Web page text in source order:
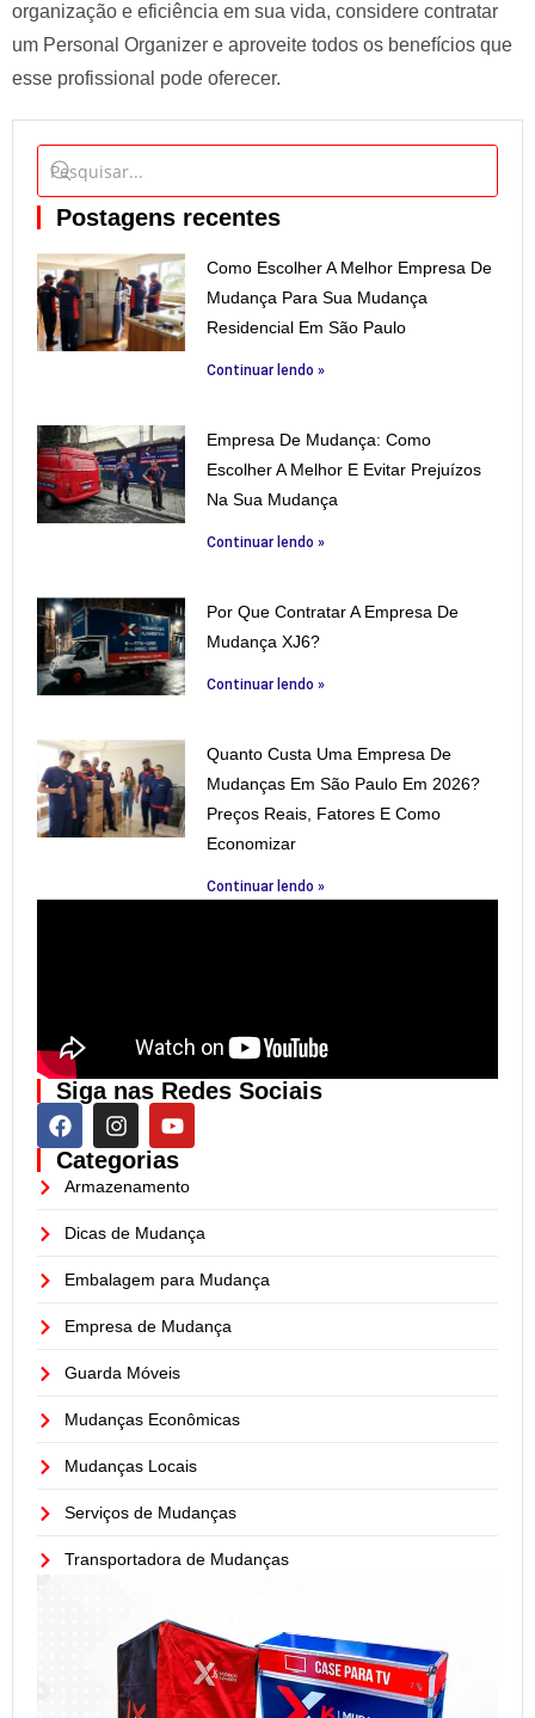
organização e eficiência em sua vida, considere contratar
um Personal Organizer e aproveite todos os benefícios que
esse profissional pode oferecer.
Postagens recentes
Como Escolher A Melhor Empresa De
Mudança Para Sua Mudança
Residencial Em São Paulo
Continuar lendo »
Empresa De Mudança: Como
Escolher A Melhor E Evitar Prejuízos
Na Sua Mudança
Continuar lendo »
Por Que Contratar A Empresa De
Mudança XJ6?
Continuar lendo »
Quanto Custa Uma Empresa De
Mudanças Em São Paulo Em 2026?
Preços Reais, Fatores E Como
Economizar
Continuar lendo »
Siga nas Redes Sociais
Categorias
Armazenamento
Dicas de Mudança
Embalagem para Mudança
Empresa de Mudança
Guarda Móveis
Mudanças Econômicas
Mudanças Locais
Serviços de Mudanças
Transportadora de Mudanças